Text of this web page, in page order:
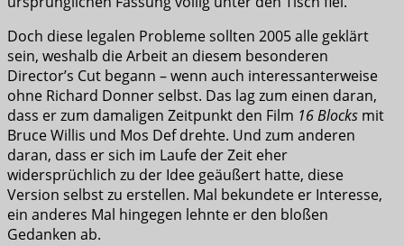
Doch diese legalen Probleme sollten 2005 alle geklärt
sein, weshalb die Arbeit an diesem besonderen
Director’s Cut begann – wenn auch interessanterweise
ohne Richard Donner selbst. Das lag zum einen daran,
dass er zum damaligen Zeitpunkt den Film 16 Blocks mit
Bruce Willis und Mos Def drehte. Und zum anderen
daran, dass er sich im Laufe der Zeit eher
widersprüchlich zu der Idee geäußert hatte, diese
Version selbst zu erstellen. Mal bekundete er Interesse,
ein anderes Mal hingegen lehnte er den bloßen
Gedanken ab.